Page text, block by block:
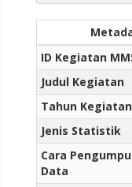
ID Kegiatan
Judul Kegiatan
Tahun Kegiatan
Jenis Statistik
Cara
Data